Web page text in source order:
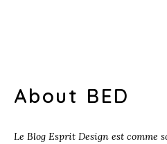
About BED
Le Blog Esprit Design est comme